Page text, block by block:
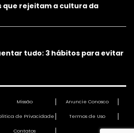
que rejeitam a cultura da
tudo: 3 hábitos para evitar
Missão Anuncie Conosco
de Privacidade Termos de Uso
Contatos